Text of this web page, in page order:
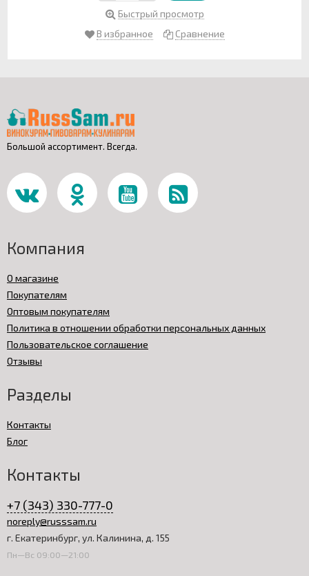
Быстрый просмотр
В избранное
Сравнение
Большой ассортимент. Всегда.
Компания
О магазине
Покупателям
Оптовым покупателям
Политика в отношении обработки персональных данных
Пользовательское соглашение
Отзывы
Разделы
Контакты
Блог
Контакты
+7 (343) 330-777-0
noreply@russsam.ru
г. Екатеринбург, ул. Калинина, д. 155
Пн—Вс 09:00—21:00